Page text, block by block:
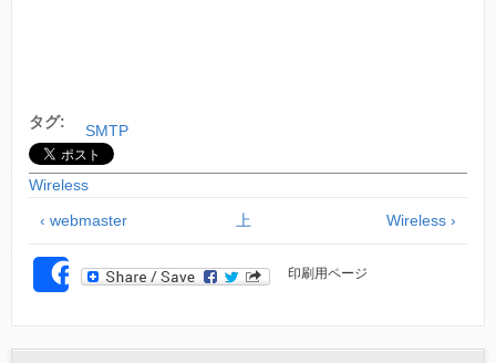
タグ: SMTP
Wireless
‹ webmaster
上 Wireless ›
SHARE 印刷用ページ